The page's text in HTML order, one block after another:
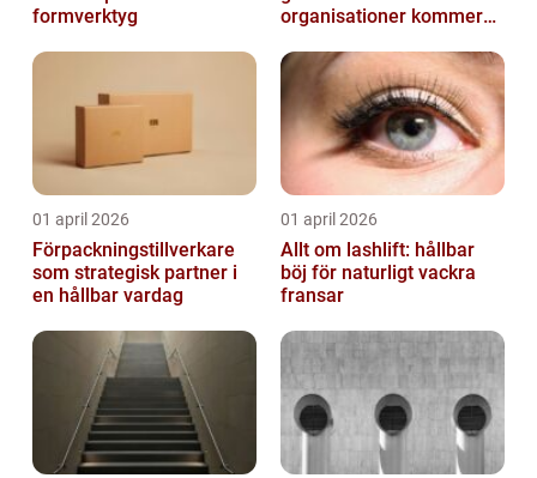
formverktyg
organisationer kommer
01 april 2026
Förpackningstillverkare
som strategisk partner i
en hållbar vardag
01 april 2026
Allt om lashlift: hållbar
böj för naturligt vackra
fransar